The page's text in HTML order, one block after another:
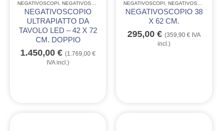
NEGATIVOSCOPI NEGATIVOSCOPI ULTRAPIATTI A LED
NEGATIVOSCOPIO
ULTRAPIATTO DA
TAVOLO LED – 42 X 72
CM. DOPPIO
1.450,00 € (1.769,00 €
IVA incl.)
NEGATIVOSCOPI NEGATIVOSCOPI LINEA QUALITÒ GIMA
NEGATIVOSCOPIO 38
X 62 CM.
295,00 € (359,90 € IVA
incl.)